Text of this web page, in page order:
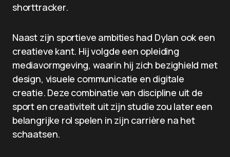
shorttracker.
Naast zijn sportieve ambities had Dylan ook een
creatieve kant. Hij volgde een opleiding
mediavormgeving, waarin hij zich bezighield met
design, visuele communicatie en digitale
creatie. Deze combinatie van discipline uit de
sport en creativiteit uit zijn studie zou later een
belangrijke rol spelen in zijn carrière na het
schaatsen.